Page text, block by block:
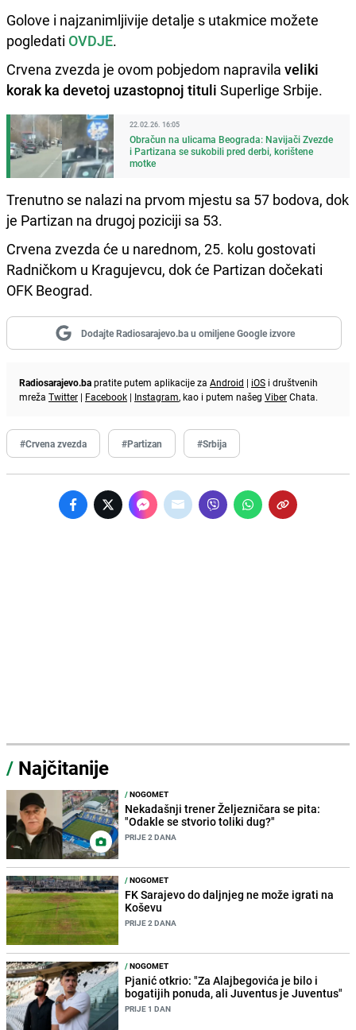
Golove i najzanimljivije detalje s utakmice možete
pogledati OVDJE.
Crvena zvezda je ovom pobjedom napravila veliki
korak ka devetoj uzastopnoj tituli Superlige Srbije.
22.02.26. 16:05
Obračun na ulicama Beograda: Navijači Zvezde
i Partizana se sukobili pred derbi, korištene
motke
Trenutno se nalazi na prvom mjestu sa 57 bodova, dok
je Partizan na drugoj poziciji sa 53.
Crvena zvezda će u narednom, 25. kolu gostovati
Radničkom u Kragujevcu, dok će Partizan dočekati
OFK Beograd.
Dodajte Radiosarajevo.ba u omiljene Google izvore
Radiosarajevo.bapratite putem aplikacije za Android | iOS i društvenih
mreža Twitter | Facebook | Instagram, kao i putem našeg ViberChata.
#Crvena zvezda #Partizan #Srbija
/ Najčitanije
/NOGOMET
Nekadašnji trener Željezničara se pita:
"Odakle se stvorio toliki dug?"
PRIJE 2 DANA
/NOGOMET
FK Sarajevo do daljnjeg ne može igrati na
Koševu
PRIJE 2 DANA
/NOGOMET
Pjanić otkrio: "Za Alajbegovića je bilo i
bogatijih ponuda, ali Juventus je Juventus"
PRIJE 1 DAN